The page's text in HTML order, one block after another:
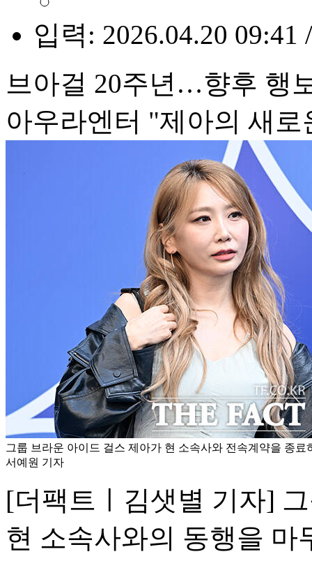
입력: 2026.04.20 09:41
브아걸 20주년…향후 행
아우라엔터 "제아의 새
그룹 브라운 아이드 걸스 제아가 현 소속사와 전속계약을 종료
서예원 기자
[더팩트ㅣ김샛별 기자]
현 소속사와의 동행을 마